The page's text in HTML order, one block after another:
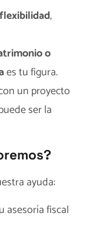
,
o
es tu figura.
un proyecto
ser la
ayuda:
asesoría fiscal